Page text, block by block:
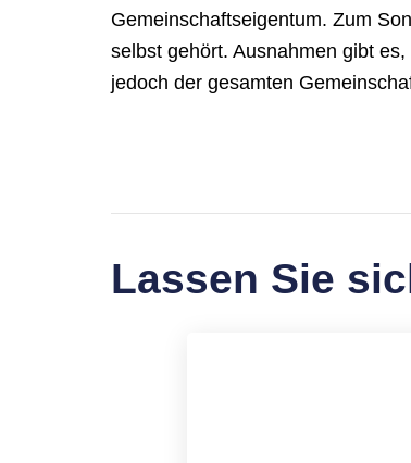
Gemeinschaftseigentum. Zum
selbst gehört. Ausnahmen gibt
jedoch der gesamten
Lassen Sie